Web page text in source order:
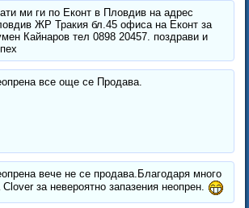
ми ги по Еконт в Пловдив на адрес
ЖР Тракия бл.45 офиса на Еконт за
Кайнаров тел 0898 20457. поздрави и
все още се Продава.
вече не се продава.Благодаря много
Clover за невероятно запазения неопрен.